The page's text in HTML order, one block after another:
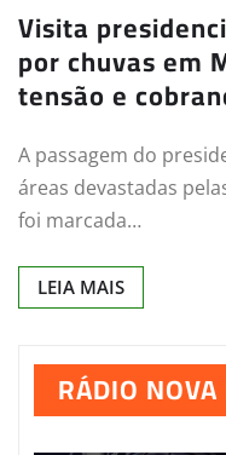
Visita
por chuvas em
tensão e
A passagem do
áreas devastadas
foi marcada…
LEIA MAIS
RÁDIO